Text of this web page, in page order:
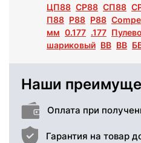
ЦП88 СР88 СП88
П88 P88 Р88
мм 0.177 .177
шариковый BB ВВ
Наши
Оплата при
Гарантия на товар